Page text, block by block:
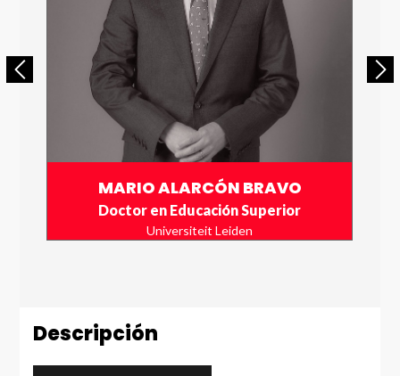
MARIO ALARCÓN BRAVO
Doctor en Educación Superior
Universiteit Leiden
Descripción
Número de Celular * (+56 9 xxxx xxxx)
Enviar